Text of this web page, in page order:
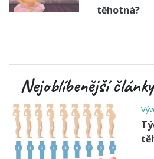
těhotná?
Nejoblíbenější